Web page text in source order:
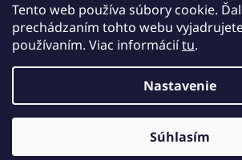
Tento web používa súbory cookie.
prechádzaním tohto webu
používaním. Viac informáciítu.
Nastavenie
Súhlasím
Stavba karavanov
Ostatné
Vytvoril Shoptet a